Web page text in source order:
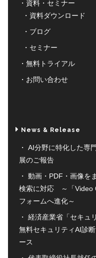
資料・セミナー
資料ダウンロード
ブログ
セミナー
無料トライアル
お問い合わせ
News & Release
AI分野に特化した専
展のご報告
動画・PDF・画像を
検索に対応 ～「Video
フォームへ進化～
経済産業省「セキュ
無料セキュリティAI診
ース